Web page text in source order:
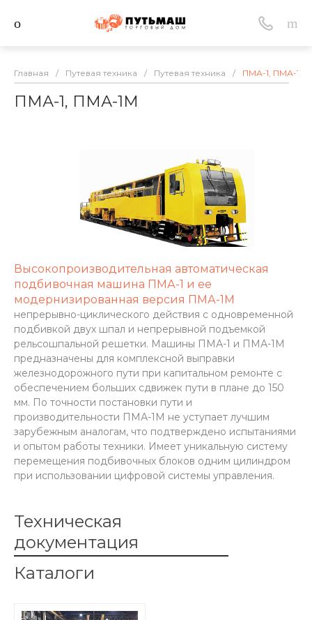
Главная / Путевая техника / Путевая техника / ПМА-1, ПМА-1М
ПМА-1, ПМА-1М
Высокопроизводительная автоматическая
подбивочная машина ПМА-1 и ее
модернизированная версия ПМА-1М
непрерывно-циклического действия с одновременной
подбивкой двух шпал и непрерывной подъемкой
рельсошпальной решетки. Машины ПМА-1 и ПМА-1М
предназначены для комплексной выправки
железнодорожного пути при капитальном ремонте с
обеспечением больших сдвижек пути в плане до 150
мм. По точности постановки пути и
производительности ПМА-1М не уступает лучшим
зарубежным аналогам, что подтверждено испытаниями
и опытом работы техники. Имеет уникальную систему
перемещения подбивочных блоков одним цилиндром
при использовании цифровой системы управления.
Техническая
документация
Каталоги